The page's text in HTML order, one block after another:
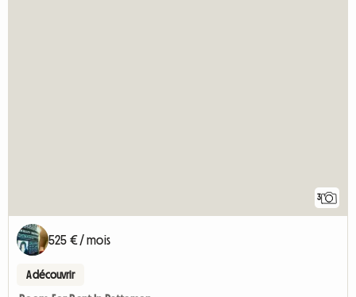
3
525 € / mois
A découvrir